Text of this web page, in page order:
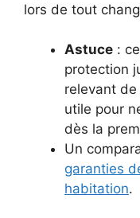
lors de tout
Astuce :
protection
relevant
utile pour
dès la
Un
garanties
habitation.